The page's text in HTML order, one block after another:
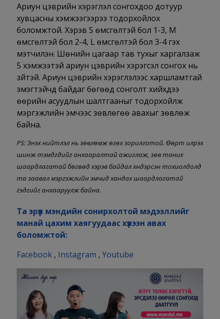
Ариун цэврийн хэрэглэл сонгохдоо дотуур
хувцасны хэмжээгээрээ тодорхойлох
боломжтой. Хэрэв S өмсгөлтэй бол 1-3, M
өмсгөлтэй бол 2-4, L өмсгөлтэй бол 3-4 гэх
мэтчилэн. Шөнийн цагаар тав тухыг харгалзаж
5 хэмжээтэй ариун цэврийн хэрэгсэл сонгох нь
зүйтэй. Ариун цэврийн хэрэглэлээс харшламтгай
эмэгтэйчүүд байдаг бөгөөд сонголт хийхдээ
өөрийн асуудлын шалтгааныг тодорхойлж
мэргэжлийн эмчээс зөвлөгөө авахыг зөвлөж
байна.
PS: Энэхүү нийтлэл нь зөвлөмж өгөх зорилготой. Өөрт илрэх
шинж тэмдгүүдийг анхааралтай ажиглаж, зөв таних
шаардлагатай бөгөөд хэрэв байдал хүндэрсэн тохиолдолд
та заавал мэргэжлийн эмчид хандах шаардлагатай
гэдгийг анхааруулж байна.
Та эрүүл мэндийн сонирхолтой мэдээллийг
манай цахим хаягуудаас хүлээн авах
боломжтой:
Facebook, Instagram , Youtube